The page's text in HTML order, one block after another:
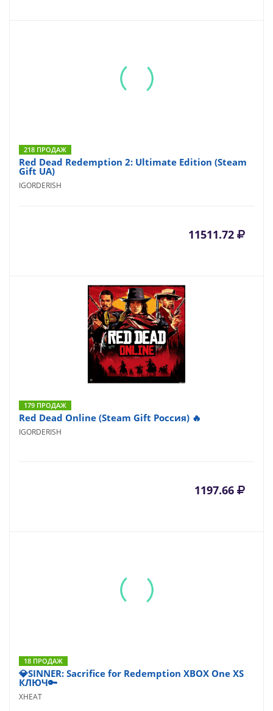
218 ПРОДАЖ
Red Dead Redemption 2: Ultimate Edition (Steam
Gift UA)
IGORDERISH
11511.72
179 ПРОДАЖ
Red Dead Online (Steam Gift Россия) 🔥
IGORDERISH
1197.66
18 ПРОДАЖ
💎SINNER: Sacrifice for Redemption XBOX One XS
КЛЮЧ🔑
XHEAT